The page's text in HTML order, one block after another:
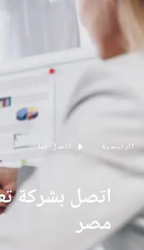
اتصل بنا
الرئيسية اتصل بنا
اتصل بشركة
مصر